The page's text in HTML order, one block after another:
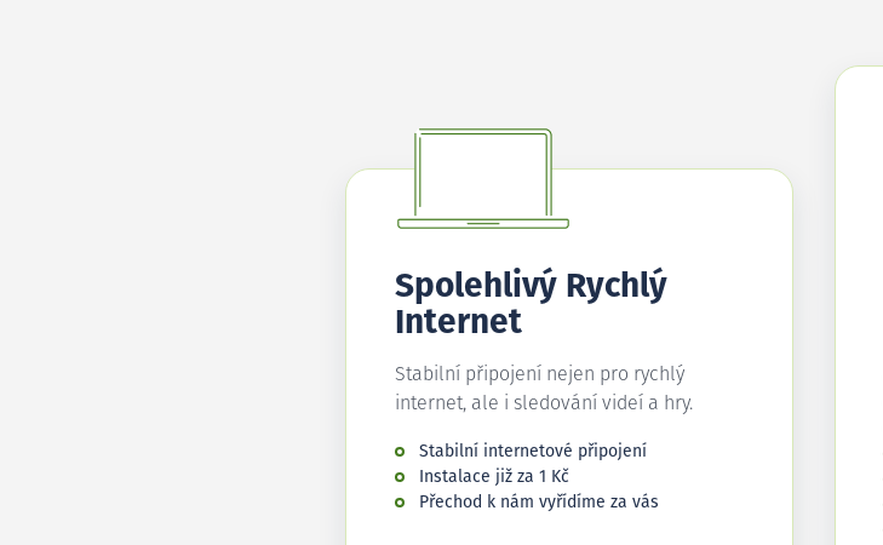
Spolehlivý Rychlý
Internet
Stabilní připojení nejen pro rychlý
internet, ale i sledování videí a hry.
Stabilní internetové připojení
Instalace již za 1 Kč
Přechod k nám vyřídíme za vás